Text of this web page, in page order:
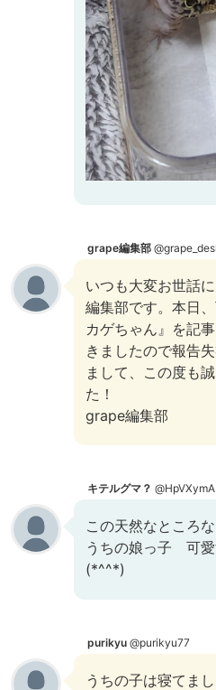
grape編集部
いつも大変お世話
編集部です。本日
カゲちゃん』を記
きましたので報告
まして、この度も
た！
grape編集部
キテルグマ？
この天然なところ
うちの娘っ子 可
(*^^*)
purikyu @purikyu77
うちの子は寝てま